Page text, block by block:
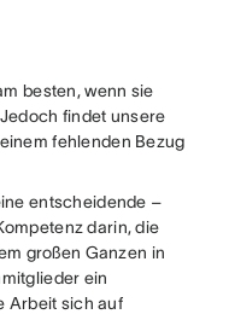
besten, wenn sie
findet unsere
fehlenden Bezug
entscheidende –
darin, die
großen Ganzen in
ein
Arbeit sich auf